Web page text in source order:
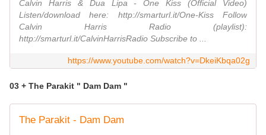
Calvin Harris & Dua Lipa - One Kiss (Official Video)
Listen/download here: http://smarturl.it/One-Kiss Follow
Calvin Harris Radio (playlist):
http://smarturl.it/CalvinHarrisRadio Subscribe to ...
https://www.youtube.com/watch?v=DkeiKbqa02g
03 + The Parakit " Dam Dam "
The Parakit - Dam Dam